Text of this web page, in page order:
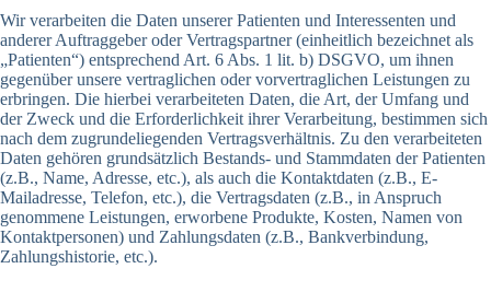
Wir verarbeiten die Daten unserer Patienten und Interessenten und
anderer Auftraggeber oder Vertragspartner (einheitlich bezeichnet als
„Patienten“) entsprechend Art. 6 Abs. 1 lit. b) DSGVO, um ihnen
gegenüber unsere vertraglichen oder vorvertraglichen Leistungen zu
erbringen. Die hierbei verarbeiteten Daten, die Art, der Umfang und
der Zweck und die Erforderlichkeit ihrer Verarbeitung, bestimmen sich
nach dem zugrundeliegenden Vertragsverhältnis. Zu den verarbeiteten
Daten gehören grundsätzlich Bestands- und Stammdaten der Patienten
(z.B., Name, Adresse, etc.), als auch die Kontaktdaten (z.B., E-
Mailadresse, Telefon, etc.), die Vertragsdaten (z.B., in Anspruch
genommene Leistungen, erworbene Produkte, Kosten, Namen von
Kontaktpersonen) und Zahlungsdaten (z.B., Bankverbindung,
Zahlungshistorie, etc.).